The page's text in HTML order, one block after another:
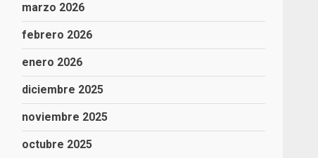
marzo 2026
febrero 2026
enero 2026
diciembre 2025
noviembre 2025
octubre 2025